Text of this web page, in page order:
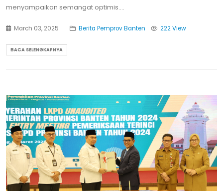
menyampaikan semangat optimis....
March 03, 2025 Berita Pemprov Banten 222 View
BACA SELENGKAPNYA